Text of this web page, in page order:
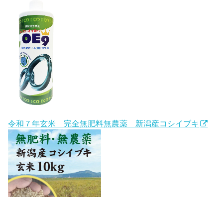
令和７年玄米 完全無肥料無農薬 新潟産コシイブキ